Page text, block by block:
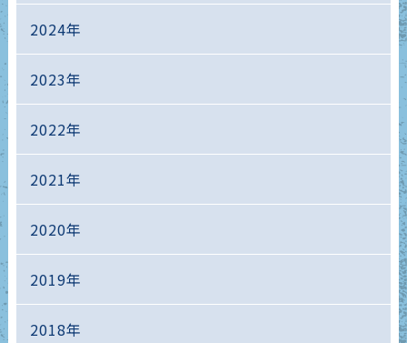
2024年
2023年
2022年
2021年
2020年
2019年
2018年